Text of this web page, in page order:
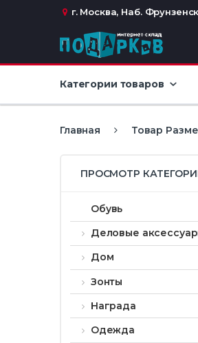
Перейти к навигации
перейти к содержанию
г. Москва, Наб.
Категории товаров
Главная Товар
ПРОСМОТР
Обувь
Деловые
Дом
Зонты
Награда
Одежда